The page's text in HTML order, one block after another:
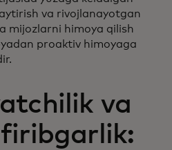
va rivojlanayotgan
mijozlarni himoya qilish
proaktiv himoyaga
va